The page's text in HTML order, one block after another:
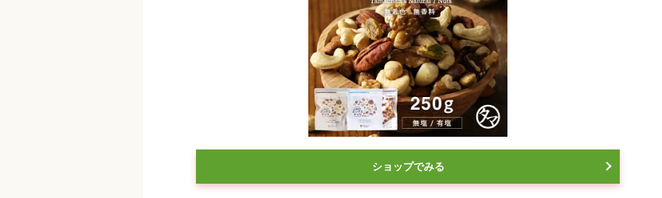
ショップでみる